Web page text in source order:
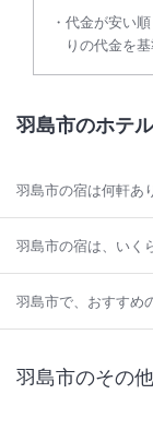
代金が安い
りの代金を基
羽島市のホテ
羽島市の宿は何軒あ
羽島市の宿は、いく
羽島市で、おすすめ
羽島市のその